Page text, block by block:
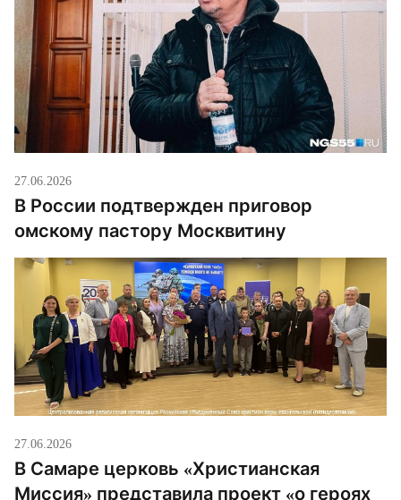
27.06.2026
В России подтвержден приговор
омскому пастору Москвитину
27.06.2026
В Самаре церковь «Христианская
Миссия» представила проект «о героях